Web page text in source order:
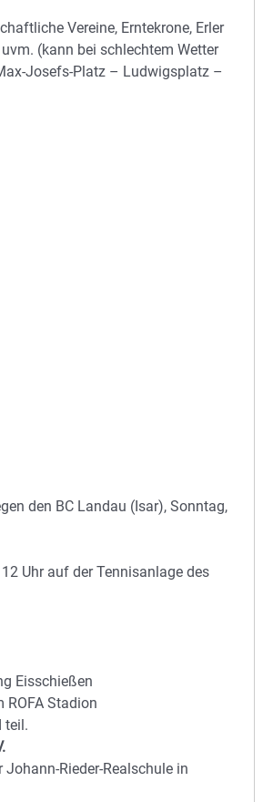
Vereine, Erntekrone, Erler
(kann bei schlechtem Wetter
Josefs-Platz – Ludwigsplatz –
den BC Landau (Isar), Sonntag,
Uhr auf der Tennisanlage des
Eisschießen
ROFA Stadion
teil.
Rieder-Realschule in